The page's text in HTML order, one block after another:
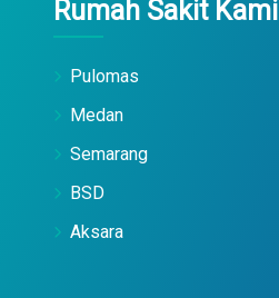
Rumah Sakit Kami
Pulomas
Medan
Semarang
BSD
Aksara